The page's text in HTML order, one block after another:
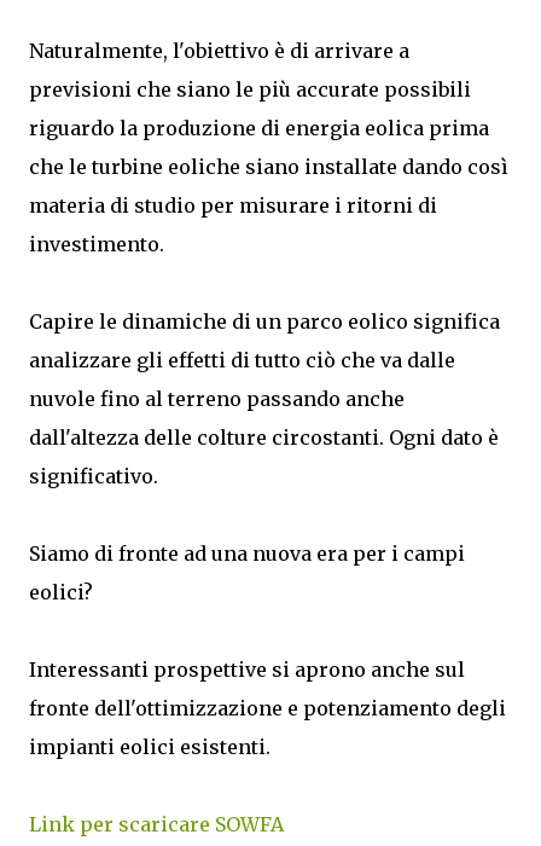
Naturalmente, l'obiettivo è di arrivare a
previsioni che siano le più accurate possibili
riguardo la produzione di energia eolica prima
che le turbine eoliche siano installate dando così
materia di studio per misurare i ritorni di
investimento.
Capire le dinamiche di un parco eolico significa
analizzare gli effetti di tutto ciò che va dalle
nuvole fino al terreno passando anche
dall'altezza delle colture circostanti. Ogni dato è
significativo.
Siamo di fronte ad una nuova era per i campi
eolici?
Interessanti prospettive si aprono anche sul
fronte dell'ottimizzazione e potenziamento degli
impianti eolici esistenti.
Link per scaricare SOWFA